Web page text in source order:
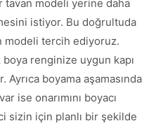
tavan modeli yerine daha
istiyor. Bu doğrultuda
modeli tercih ediyoruz.
boya renginize uygun kapı
Ayrıca boyama aşamasında
ise onarımını boyacı
sizin için planlı bir şekilde